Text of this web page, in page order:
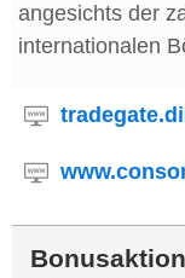
angesichts der
internationalen
Bonusaktion